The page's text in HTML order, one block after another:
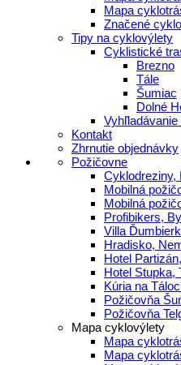
Mapa
Značené
Tipy na cyklovýlety
Cyklistické
Brezno
Tále
Šumiac
Dolné
Kontakt
Zhrnutie objednávky
Požičovne
Cyklodreziny,
Mobilná
Mobilná
Profibikers,
Villa
Hradisko,
Hotel
Hotel Stupka,
Kúria na
Požičovňa
Požičovňa
Mapa cyklovýlety
Mapa
Mapa